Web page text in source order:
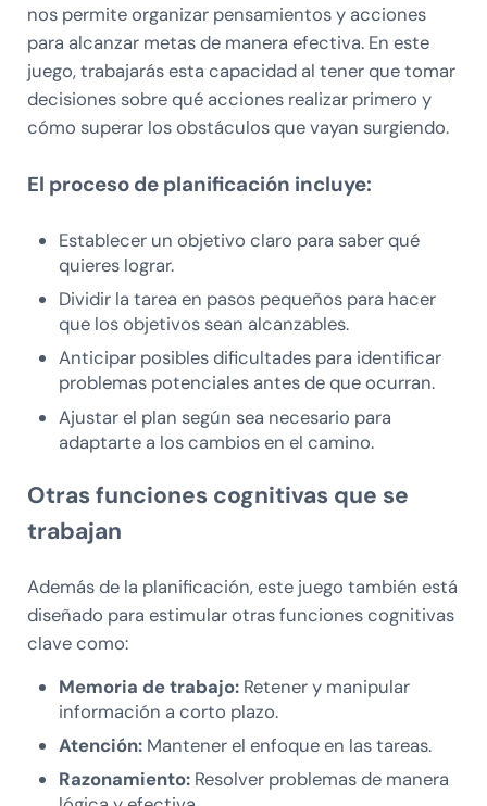
nos permite organizar pensamientos y acciones
para alcanzar metas de manera efectiva. En este
juego, trabajarás esta capacidad al tener que tomar
decisiones sobre qué acciones realizar primero y
cómo superar los obstáculos que vayan surgiendo.
El proceso de planificación incluye:
Establecer un objetivo claro para saber qué
quieres lograr.
Dividir la tarea en pasos pequeños para hacer
que los objetivos sean alcanzables.
Anticipar posibles dificultades para identificar
problemas potenciales antes de que ocurran.
Ajustar el plan según sea necesario para
adaptarte a los cambios en el camino.
Otras funciones cognitivas que se
trabajan
Además de la planificación, este juego también está
diseñado para estimular otras funciones cognitivas
clave como:
Memoria de trabajo: Retener y manipular
información a corto plazo.
Atención: Mantener el enfoque en las tareas.
Razonamiento: Resolver problemas de manera